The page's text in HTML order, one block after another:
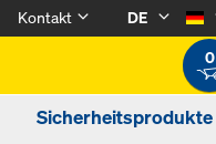
Kontakt
DE
0
Sicherheitsprodukte